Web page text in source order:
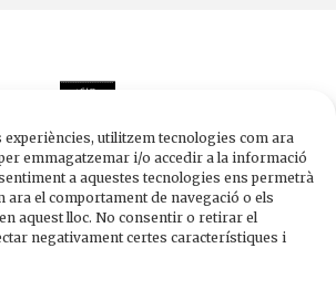
utilitzem tecnologies com ara
emmagatzemar i/o accedir a la informació
a aquestes tecnologies ens permetrà
ara el comportament de navegació o els
aquest lloc. No consentir o retirar el
negativament certes característiques i
Edicions de 1984
Trafalgar, 10, 2n-2a A